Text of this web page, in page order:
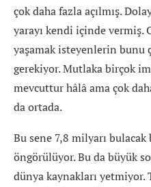
çok daha fazla açılmış.
yarayı kendi içinde vermiş.
yaşamak isteyenlerin bunu
gerekiyor. Mutlaka birçok
mevcuttur hâlâ ama çok
da ortada.
Bu sene 7,8 milyarı
öngörülüyor. Bu da büyük
dünya kaynakları